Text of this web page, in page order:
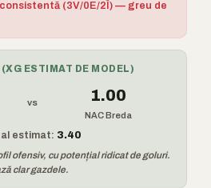
(3V/0E/2Î) — greu de
ESTIMAT DE MODEL)
vs 1.00
NAC Breda
estimat: 3.40
ofensiv, cu potențial ridicat de goluri.
clar gazdele.